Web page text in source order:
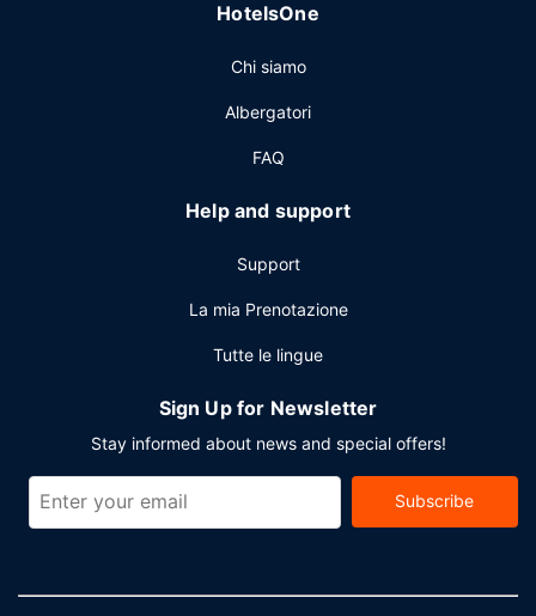
pianificando un evento a Ermenonville? Presso un hotel
un'area per conferenze e 7 sale riunioni. Il un parcheggio
HotelsOne
Chi siamo
Albergatori
FAQ
Help and support
Support
La mia Prenotazione
Tutte le lingue
Sign Up for Newsletter
Stay informed about news and special offers!
Subscribe